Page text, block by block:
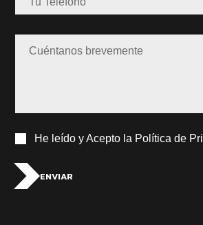
He leído yAcepto la Política de
ENVIAR